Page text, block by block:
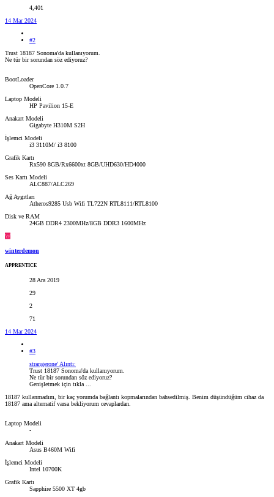
4,401
14 Mar 2024
#2
Trust 18187 Sonoma'da kullanıyorum.
Ne tür bir sorundan söz ediyoruz?
BootLoader
OpenCore 1.0.7
Laptop Modeli
HP Pavilion 15-E
Anakart Modeli
Gigabyte H310M S2H
İşlemci Modeli
i3 3110M/ i3 8100
Grafik Kartı
Rx590 8GB/Rx6600xt 8GB/UHD630/HD4000
Ses Kartı Modeli
ALC887/ALC269
Ağ Aygıtları
Atheros9285 Usb Wifi TL722N RTL8111/RTL8100
Disk ve RAM
24GB DDR4 2300MHz/8GB DDR3 1600MHz
W
winterdemon
APPRENTICE
28 Ara 2019
29
2
71
14 Mar 2024
#3
strangerone' Alıntı:
Trust 18187 Sonoma'da kullanıyorum.
Ne tür bir sorundan söz ediyoruz?
Genişletmek için tıkla ...
18187 kullanmadım, bir kaç yorumda bağlantı kopmalarından bahsedilmiş. Benim düşündüğüm cihaz da
18187 ama alternatif varsa bekliyorum cevaplardan.
Laptop Modeli
-
Anakart Modeli
Asus B460M Wifi
İşlemci Modeli
Intel 10700K
Grafik Kartı
Sapphire 5500 XT 4gb